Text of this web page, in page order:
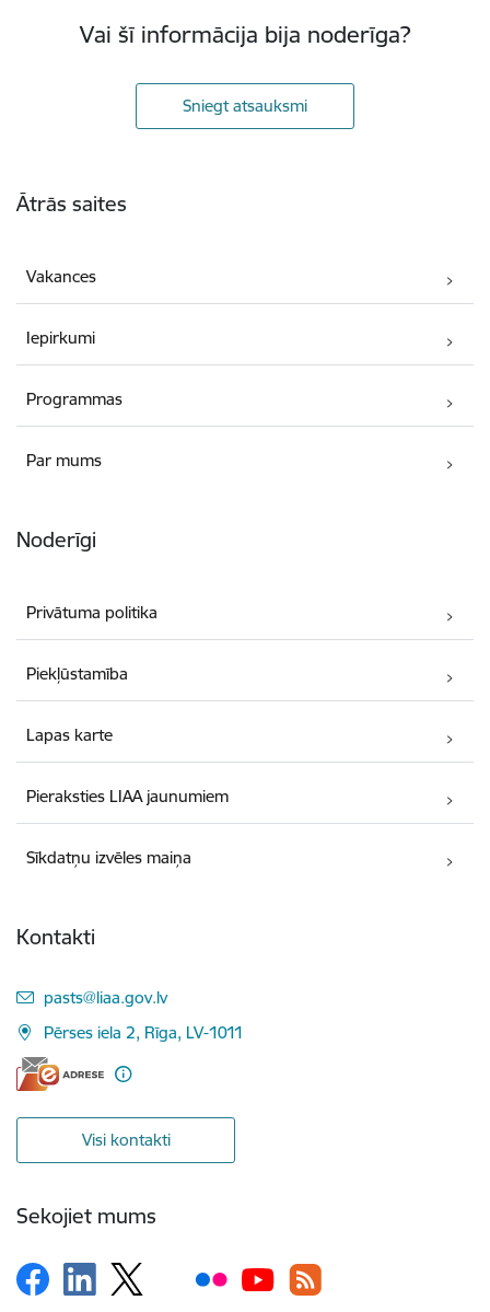
Vai šī informācija bija noderīga?
Sniegt atsauksmi
Ātrās saites
Vakances
Iepirkumi
Programmas
Par mums
Noderīgi
Privātuma politika
Piekļūstamība
Lapas karte
Pieraksties LIAA jaunumiem
Sīkdatņu izvēles maiņa
Kontakti
E-pasts:
pasts@liaa.gov.lv
Pērses iela 2, Rīga, LV-1011
Visi kontakti
Sekojiet mums